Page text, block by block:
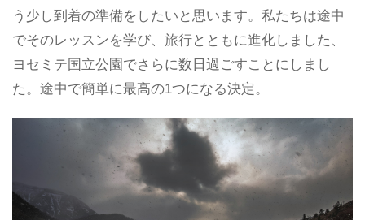
う少し到着の準備をしたいと思います。私たちは途中
でそのレッスンを学び、旅行とともに進化しました、
ヨセミテ国立公園でさらに数日過ごすことにしまし
た。途中で簡単に最高の1つになる決定。